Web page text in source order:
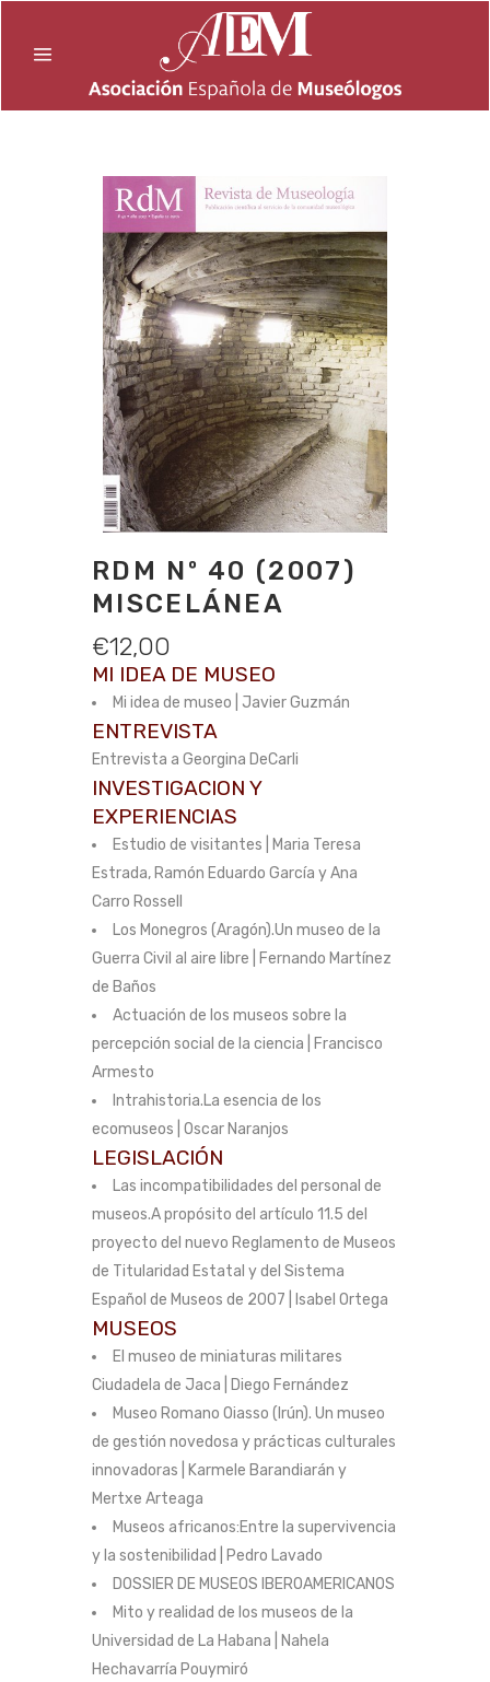
RDM Nº 40 (2007)
MISCELÁNEA
€12,00
MI IDEA DE MUSEO
Mi idea de museo | Javier Guzmán
ENTREVISTA
Entrevista a Georgina DeCarli
INVESTIGACION Y
EXPERIENCIAS
Estudio de visitantes | Maria Teresa
Estrada, Ramón Eduardo García y Ana
Carro Rossell
Los Monegros (Aragón).Un museo de la
Guerra Civil al aire libre | Fernando Martínez
de Baños
Actuación de los museos sobre la
percepción social de la ciencia | Francisco
Armesto
Intrahistoria.La esencia de los
ecomuseos | Oscar Naranjos
LEGISLACIÓN
Las incompatibilidades del personal de
museos.A propósito del artículo 11.5 del
proyecto del nuevo Reglamento de Museos
de Titularidad Estatal y del Sistema
Español de Museos de 2007 | Isabel Ortega
MUSEOS
El museo de miniaturas militares
Ciudadela de Jaca | Diego Fernández
Museo Romano Oiasso (Irún). Un museo
de gestión novedosa y prácticas culturales
innovadoras | Karmele Barandiarán y
Mertxe Arteaga
Museos africanos:Entre la supervivencia
y la sostenibilidad | Pedro Lavado
DOSSIER DE MUSEOS IBEROAMERICANOS
Mito y realidad de los museos de la
Universidad de La Habana | Nahela
Hechavarría Pouymiró